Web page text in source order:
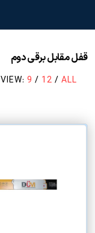
قفل مقابل برقی دوم
VIEW: 9 / 12 / ALL